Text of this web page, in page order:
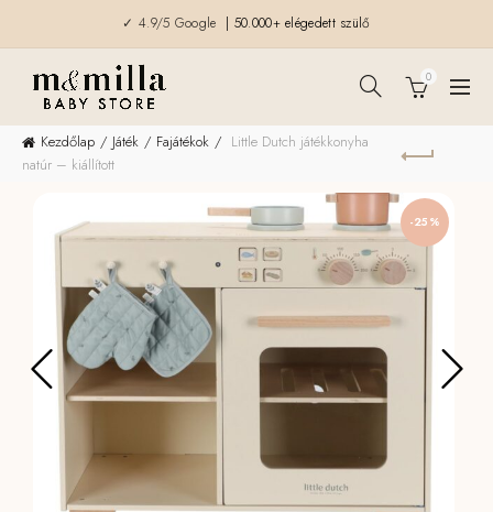
✓ 4.9/5 Google | 50.000+ elégedett szülő
0
Kezdőlap Játék Fajátékok
Little Dutch játékkonyha
natúr – kiállított
-25%